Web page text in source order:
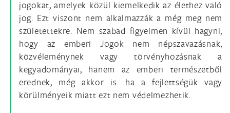
jogokat, amelyek közül kiemelkedik az élethez való
jog. Ezt viszont nem alkalmazzák a még meg nem
születettekre. Nem szabad figyelmen kívül hagyni,
hogy az emberi Jogok nem népszavazásnak,
közvéleménynek vagy törvényhozásnak a
kegyadományai, hanem az emberi természetből
erednek, még akkor is. ha a fejlettségük vagy
körülményeik miatt ezt nem védelmezhetik.